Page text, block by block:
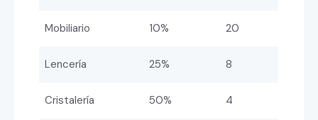
Mobiliario 10% 20
Lencería 25% 8
Cristalería 50% 4